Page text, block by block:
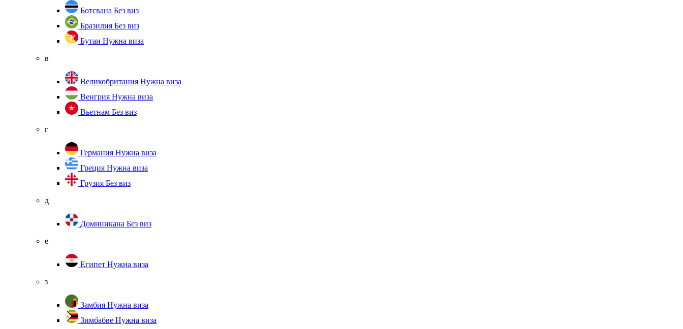
Ботсвана Без виз
Бразилия Без виз
Бутан Нужна виза
в
Великобритания Нужна виза
Венгрия Нужна виза
Вьетнам Без виз
г
Германия Нужна виза
Греция Нужна виза
Грузия Без виз
д
Доминикана Без виз
е
Египет Нужна виза
з
Замбия Нужна виза
Зимбабве Нужна виза